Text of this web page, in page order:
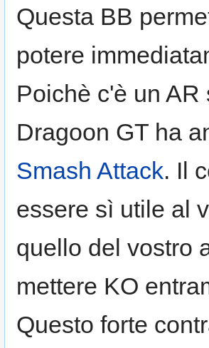
Questa BB
potere
Poichè c'è un
Dragoon GT ha
Smash Attack. Il
essere sì utile al
quello del vostro
mettere KO
Questo forte